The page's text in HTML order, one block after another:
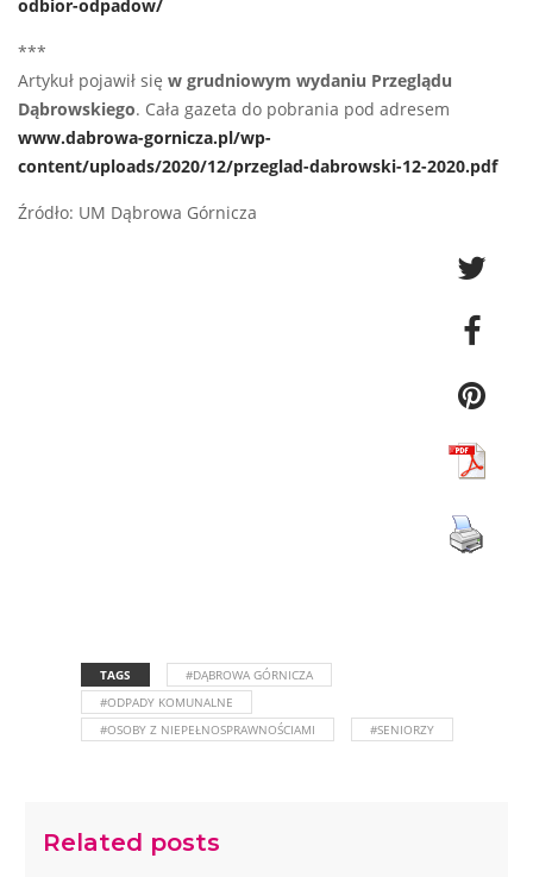
odbior-odpadow/
***
Artykuł pojawił się w grudniowym wydaniu Przeglądu
Dąbrowskiego. Cała gazeta do pobrania pod adresem
www.dabrowa-gornicza.pl/wp-
content/uploads/2020/12/przeglad-dabrowski-12-2020.pdf
Źródło: UM Dąbrowa Górnicza
TAGS
#DĄBROWA GÓRNICZA
#ODPADY KOMUNALNE
#OSOBY Z NIEPEŁNOSPRAWNOŚCIAMI
#SENIORZY
Related posts